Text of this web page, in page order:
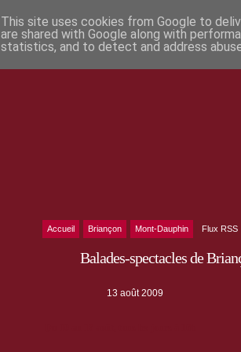
Accueil Briançon Mont-Dauphin Flux RSS
Balades-spectacles de
13 août 2009
This site uses cookies from Google to
are shared with Google along with
statistics, and to detect and address